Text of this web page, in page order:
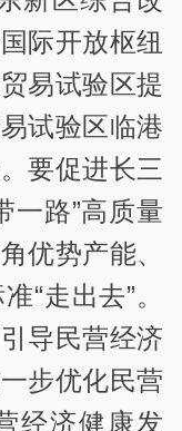
际开放枢纽
易试验区提
试验区临港
要促进长三
一路”高质量
优势产能、
“走出去”。
导民营经济
步优化民营
经济健康发